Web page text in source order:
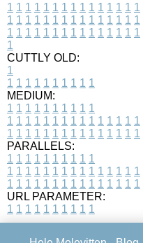
1 1 1 1 1 1 1 1 1 1 1 1 1 1 1
1 1 1 1 1 1 1 1 1 1 1 1 1 1 1
1 1 1 1 1 1 1 1 1 1 1 1 1 1 1
1
CUTTLY OLD:
1
1 1 1 1 1 1 1 1 1 1
MEDIUM:
1 1 1 1 1 1 1 1 1 1
1 1 1 1 1 1 1 1 1 1 1 1 1 1 1
1 1 1 1 1 1 1 1 1 1 1 1 1 1 1
PARALLELS:
1 1 1 1 1 1 1 1 1 1
1 1 1 1 1 1 1 1 1 1 1 1 1 1 1
1 1 1 1 1 1 1 1 1 1 1 1 1 1 1
URL PARAMETER:
1 1 1 1 1 1 1 1 1 1